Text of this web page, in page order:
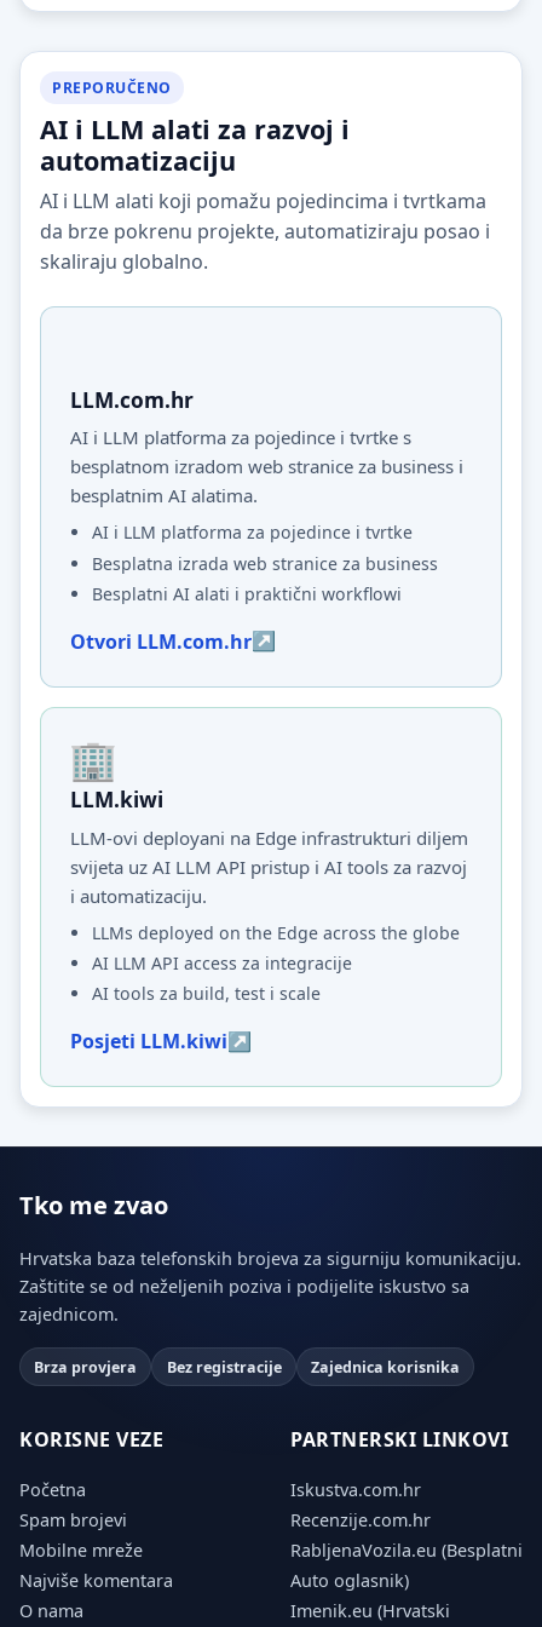
PREPORUČENO
AI i LLM alati za razvoj i
automatizaciju
AI i LLM alati koji pomažu pojedincima i tvrtkama
da brze pokrenu projekte, automatiziraju posao i
skaliraju globalno.
LLM.com.hr
AI i LLM platforma za pojedince i tvrtke s
besplatnom izradom web stranice za business i
besplatnim AI alatima.
AI i LLM platforma za pojedince i tvrtke
Besplatna izrada web stranice za business
Besplatni AI alati i praktični workflowi
Otvori LLM.com.hr
LLM.kiwi
LLM-ovi deployani na Edge infrastrukturi diljem
svijeta uz AI LLM API pristup i AI tools za razvoj
i automatizaciju.
LLMs deployed on the Edge across the globe
AI LLM API access za integracije
AI tools za build, test i scale
Posjeti LLM.kiwi
Tko me zvao
Hrvatska baza telefonskih brojeva za sigurniju komunikaciju.
Zaštitite se od neželjenih poziva i podijelite iskustvo sa
zajednicom.
Brza provjera Bez registracije Zajednica korisnika
KORISNE VEZE
Početna
Spam brojevi
Mobilne mreže
Najviše komentara
O nama
PARTNERSKI LINKOVI
Iskustva.com.hr
Recenzije.com.hr
RabljenaVozila.eu (Besplatni
Auto oglasnik)
Imenik.eu (Hrvatski